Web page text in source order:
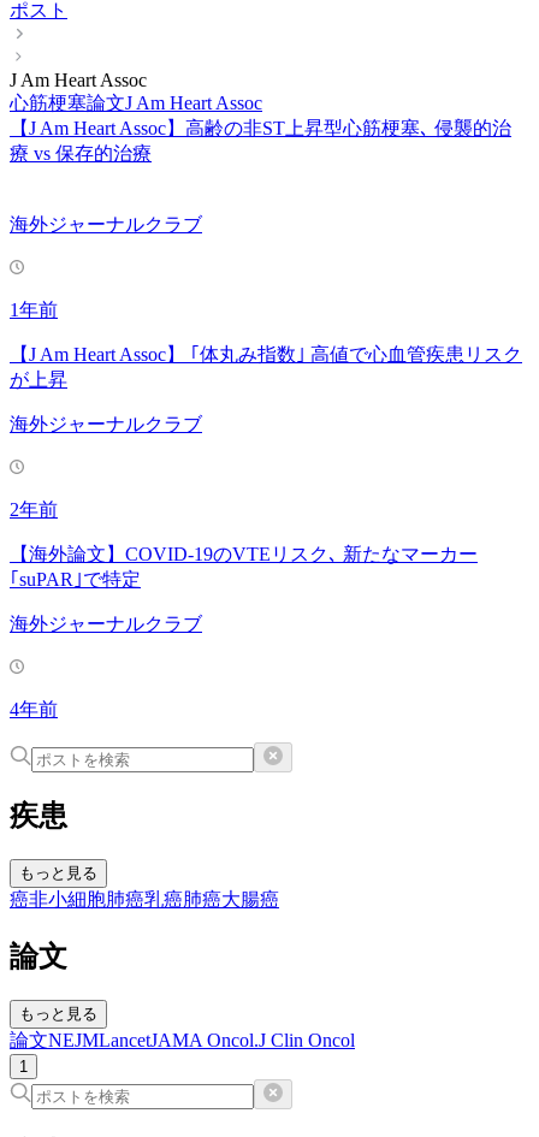
ポスト
J Am Heart Assoc
心筋梗塞論文J Am Heart Assoc
【J Am Heart Assoc】高齢の非ST上昇型心筋梗塞､ 侵襲的治
療 vs 保存的治療
海外ジャーナルクラブ
1年前
【J Am Heart Assoc】 ｢体丸み指数｣ 高値で心血管疾患リスク
が上昇
海外ジャーナルクラブ
2年前
【海外論文】COVID-19のVTEリスク､ 新たなマーカー
｢suPAR｣で特定
海外ジャーナルクラブ
4年前
疾患
もっと見る
癌非小細胞肺癌乳癌肺癌大腸癌
論文
もっと見る
論文NEJMLancetJAMA Oncol.J Clin Oncol
1